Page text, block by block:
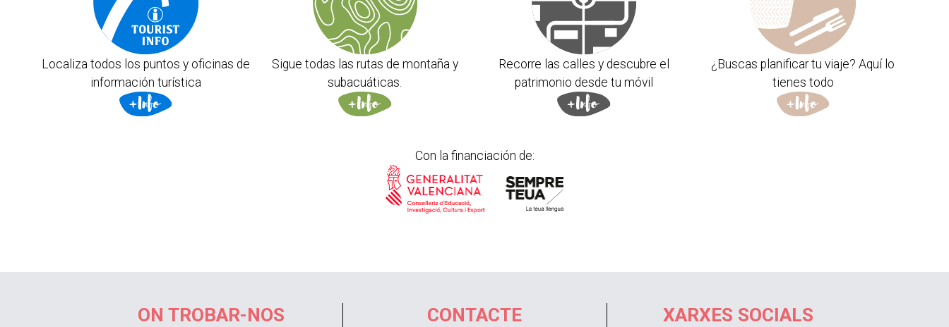
Localiza todos los puntos y oficinas de
información turística
Sigue todas las rutas de montaña y
subacuáticas.
Recorre las calles y descubre el
patrimonio desde tu móvil
¿Buscas planificar tu viaje? Aquí lo
tienes todo
Con la financiación de:
ON TROBAR-NOS CONTACTE XARXES SOCIALS